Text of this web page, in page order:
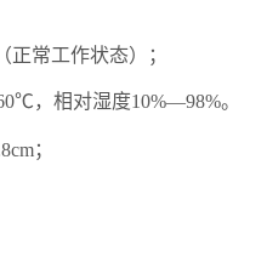
（正常工作状态） ；
，相对湿度10%—98%。
cm；